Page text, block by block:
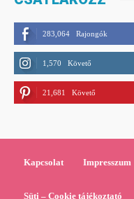
283,064 Rajongók
1,570 Követő
21,681 Követő
Kapcsolat Impresszum
Süti – Cookie tájékoztató